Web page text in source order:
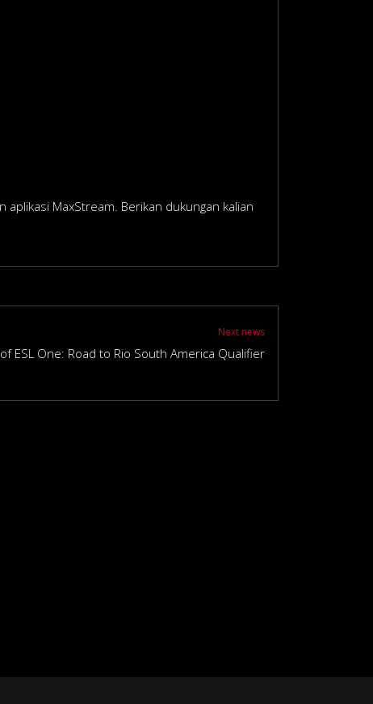
aplikasi MaxStream. Berikan dukungan kalian
Next news
ESL One: Road to Rio South America Qualifier